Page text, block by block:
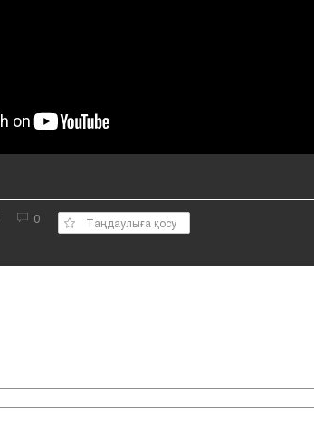
0 Таңдаулыға қосу